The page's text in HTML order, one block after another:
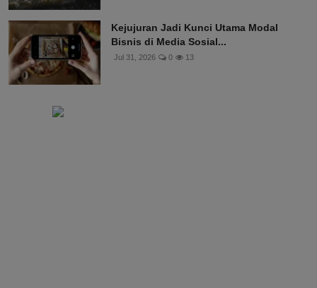
Kejujuran Jadi Kunci Utama Modal
Bisnis di Media Sosial...
Jul 31, 2026 0 13